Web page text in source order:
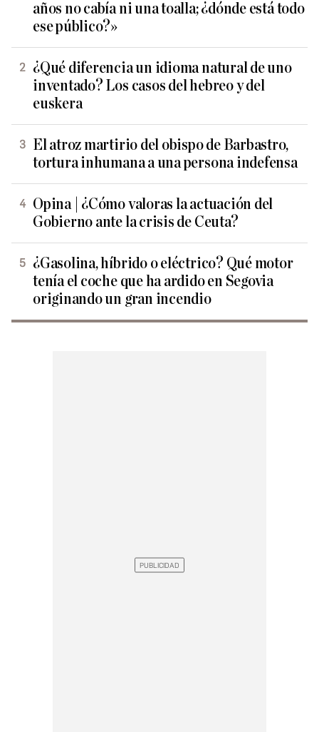
años no cabía ni una toalla; ¿dónde está todo
ese público?»
¿Qué diferencia un idioma natural de uno
inventado? Los casos del hebreo y del
euskera
El atroz martirio del obispo de Barbastro,
tortura inhumana a una persona indefensa
Opina | ¿Cómo valoras la actuación del
Gobierno ante la crisis de Ceuta?
¿Gasolina, híbrido o eléctrico? Qué motor
tenía el coche que ha ardido en Segovia
originando un gran incendio